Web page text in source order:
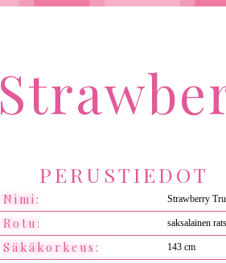
PERUSTIEDOT
Nimi: Strawberry
Rotu: saksalainen
Säkäkorkeus: 143 cm